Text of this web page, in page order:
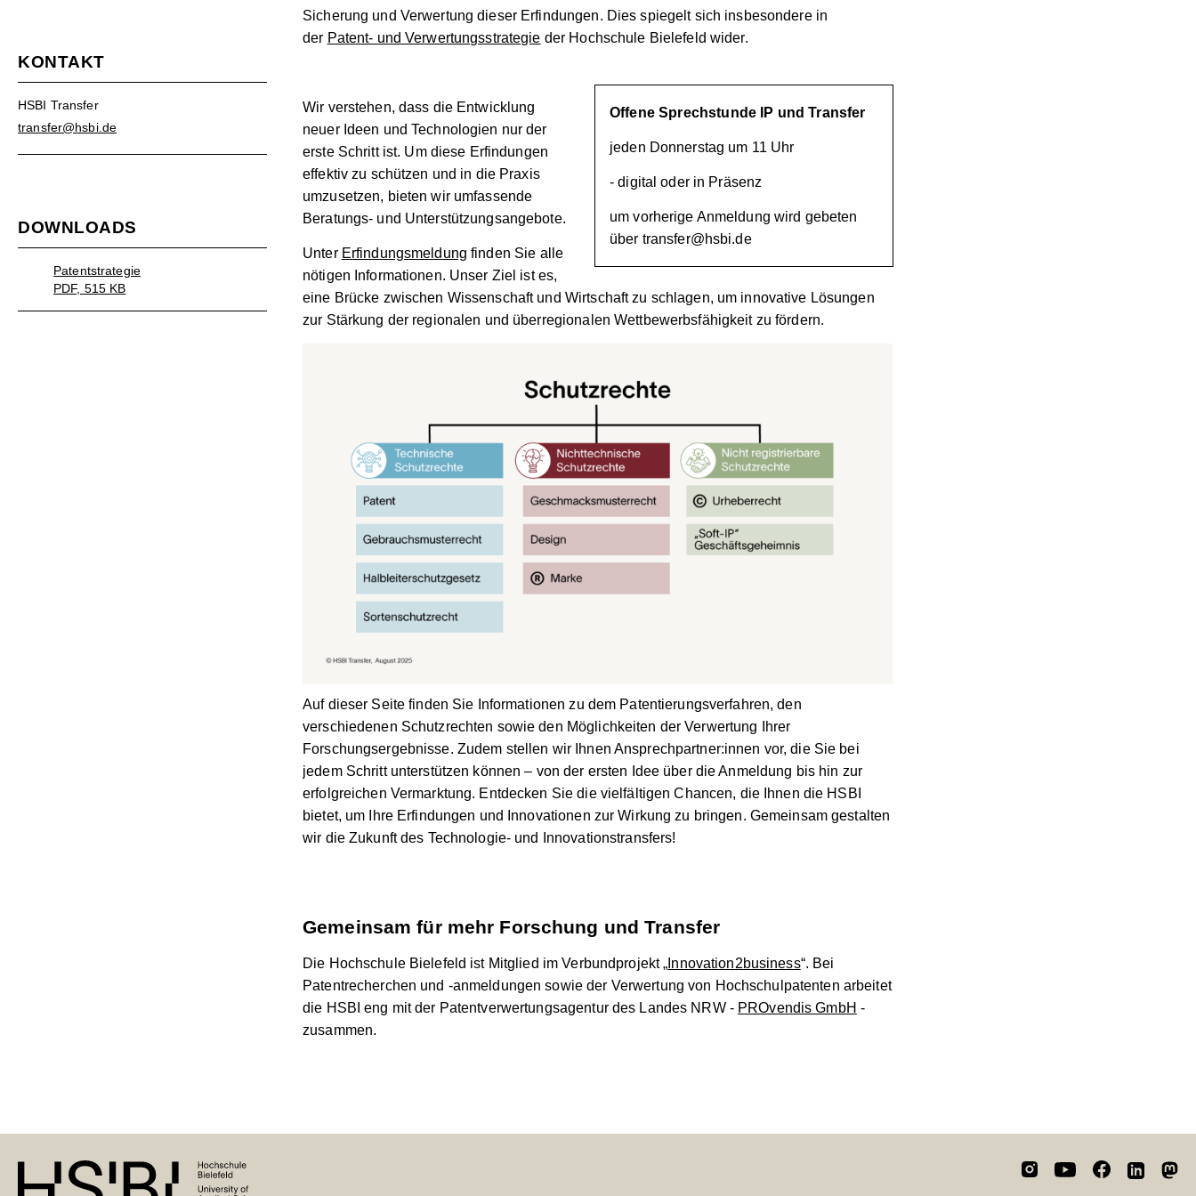
Sicherung und Verwertung dieser Erfindungen. Dies spiegelt sich insbesondere in
der Patent- und Verwertungsstrategie der Hochschule Bielefeld wider.
Offene Sprechstunde IP und Transfer
jeden Donnerstag um 11 Uhr
- digital oder in Präsenz
um vorherige Anmeldung wird gebeten
über transfer@hsbi.de
Wir verstehen, dass die Entwicklung
neuer Ideen und Technologien nur der
erste Schritt ist. Um diese Erfindungen
effektiv zu schützen und in die Praxis
umzusetzen, bieten wir umfassende
Beratungs- und Unterstützungsangebote.
Unter Erfindungsmeldung finden Sie alle
nötigen Informationen. Unser Ziel ist es,
eine Brücke zwischen Wissenschaft und Wirtschaft zu schlagen, um innovative Lösungen
zur Stärkung der regionalen und überregionalen Wettbewerbsfähigkeit zu fördern.
Auf dieser Seite finden Sie Informationen zu dem Patentierungsverfahren, den
verschiedenen Schutzrechten sowie den Möglichkeiten der Verwertung Ihrer
Forschungsergebnisse. Zudem stellen wir Ihnen Ansprechpartner:innen vor, die Sie bei
jedem Schritt unterstützen können – von der ersten Idee über die Anmeldung bis hin zur
erfolgreichen Vermarktung. Entdecken Sie die vielfältigen Chancen, die Ihnen die HSBI
bietet, um Ihre Erfindungen und Innovationen zur Wirkung zu bringen. Gemeinsam gestalten
wir die Zukunft des Technologie- und Innovationstransfers!
Gemeinsam für mehr Forschung und Transfer
Die Hochschule Bielefeld ist Mitglied im Verbundprojekt „ Innovation2business“. Bei
Patentrecherchen und -anmeldungen sowie der Verwertung von Hochschulpatenten arbeitet
die HSBI eng mit der Patentverwertungsagentur des Landes NRW - PROvendis GmbH -
zusammen.
KONTAKT
HSBI Transfer
transfer@hsbi.de
DOWNLOADS
Patentstrategie
PDF, 515 KB